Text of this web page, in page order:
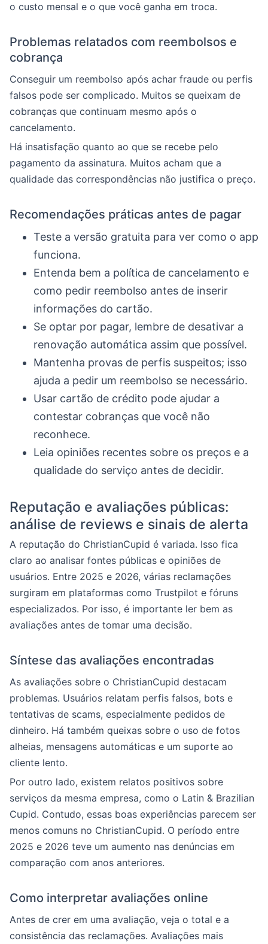
o custo mensal e o que você ganha em troca.
Problemas relatados com reembolsos e
cobrança
Conseguir um reembolso após achar fraude ou perfis
falsos pode ser complicado. Muitos se queixam de
cobranças que continuam mesmo após o
cancelamento.
Há insatisfação quanto ao que se recebe pelo
pagamento da assinatura. Muitos acham que a
qualidade das correspondências não justifica o preço.
Recomendações práticas antes de pagar
Teste a versão gratuita para ver como o app
funciona.
Entenda bem a política de cancelamento e
como pedir reembolso antes de inserir
informações do cartão.
Se optar por pagar, lembre de desativar a
renovação automática assim que possível.
Mantenha provas de perfis suspeitos; isso
ajuda a pedir um reembolso se necessário.
Usar cartão de crédito pode ajudar a
contestar cobranças que você não
reconhece.
Leia opiniões recentes sobre os preços e a
qualidade do serviço antes de decidir.
Reputação e avaliações públicas:
análise de reviews e sinais de alerta
A reputação do ChristianCupid é variada. Isso fica
claro ao analisar fontes públicas e opiniões de
usuários. Entre 2025 e 2026, várias reclamações
surgiram em plataformas como Trustpilot e fóruns
especializados. Por isso, é importante ler bem as
avaliações antes de tomar uma decisão.
Síntese das avaliações encontradas
As avaliações sobre o ChristianCupid destacam
problemas. Usuários relatam perfis falsos, bots e
tentativas de scams, especialmente pedidos de
dinheiro. Há também queixas sobre o uso de fotos
alheias, mensagens automáticas e um suporte ao
cliente lento.
Por outro lado, existem relatos positivos sobre
serviços da mesma empresa, como o Latin & Brazilian
Cupid. Contudo, essas boas experiências parecem ser
menos comuns no ChristianCupid. O período entre
2025 e 2026 teve um aumento nas denúncias em
comparação com anos anteriores.
Como interpretar avaliações online
Antes de crer em uma avaliação, veja o total e a
consistência das reclamações. Avaliações mais